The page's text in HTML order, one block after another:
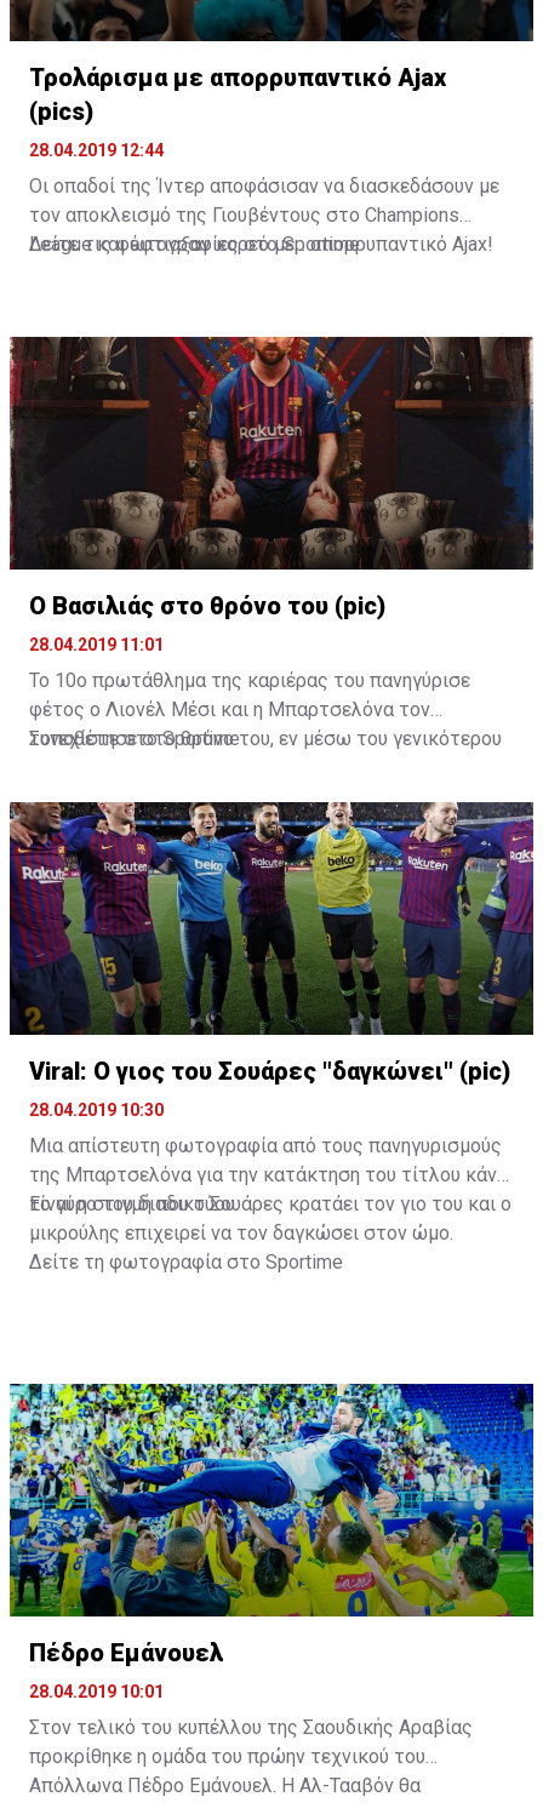
Τρολάρισμα με απορρυπαντικό Ajax
(pics)
28.04.2019 12:44
Οι οπαδοί της Ίντερ αποφάσισαν να διασκεδάσουν με
τον αποκλεισμό της Γιουβέντους στο Champions
League και έφτιαξαν κορεό με... απορρυπαντικό Ajax!
Δείτε τις φωτογραφίες στοSportime
Ο Βασιλιάς στο θρόνο του (pic)
28.04.2019 11:01
Το 10ο πρωτάθλημα της καριέρας του πανηγύρισε
φέτος ο Λιονέλ Μέσι και η Μπαρτσελόνα τον
τοποθέτησε στο θρόνο του, εν μέσω του γενικότερου
Συνεχίστε στοSportime
Viral: Ο γιος του Σουάρες "δαγκώνει" (pic)
28.04.2019 10:30
Μια απίστευτη φωτογραφία από τους πανηγυρισμούς
της Μπαρτσελόνα για την κατάκτηση του τίτλου κάνει
το γύρο του διαδικτύου.
Είναι η στιγμή που ο Σουάρες κρατάει τον γιο του και ο
μικρούλης επιχειρεί να τον δαγκώσει στον ώμο.
Δείτε τη φωτογραφία στο Sportime
Πέδρο Εμάνουελ
28.04.2019 10:01
Στον τελικό του κυπέλλου της Σαουδικής Αραβίας
προκρίθηκε η ομάδα του πρώην τεχνικού του
Απόλλωνα Πέδρο Εμάνουελ. Η Αλ-Τααβόν θα